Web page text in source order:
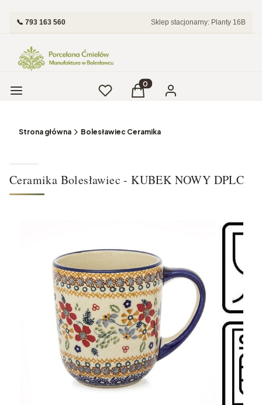
📞 793 163 560 Sklep stacjonarny: Planty 16B
Menu UlubioneProdukty w koszyku: 0.
Koszyk Zaloguj się
Strona główna Bolesławiec Ceramika
Ceramika Bolesławiec - KUBEK NOWY DPLC